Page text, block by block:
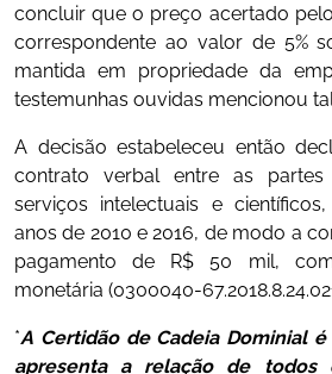
concluir que o preço acertado
correspondente ao valor de 5%
mantida em propriedade da
testemunhas ouvidas mencionou
A decisão estabeleceu então
contrato verbal entre as
serviços intelectuais e
anos de 2010 e 2016, de modo a
pagamento de R$ 50 mil,
monetária (0300040-
*A Certidão de Cadeia Dominial
apresenta a relação de todos